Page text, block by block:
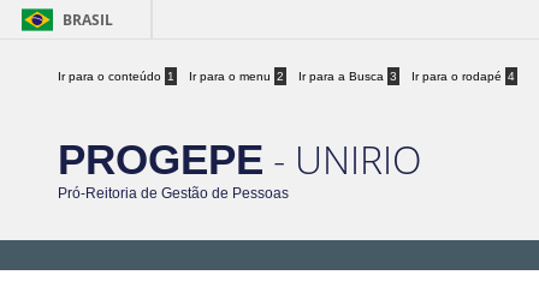
BRASIL
Ir para o conteúdo 1 Ir para o menu 2 Ir para a Busca 3 Ir para o rodapé 4
PROGEPE - UNIRIO
Pró-Reitoria de Gestão de Pessoas